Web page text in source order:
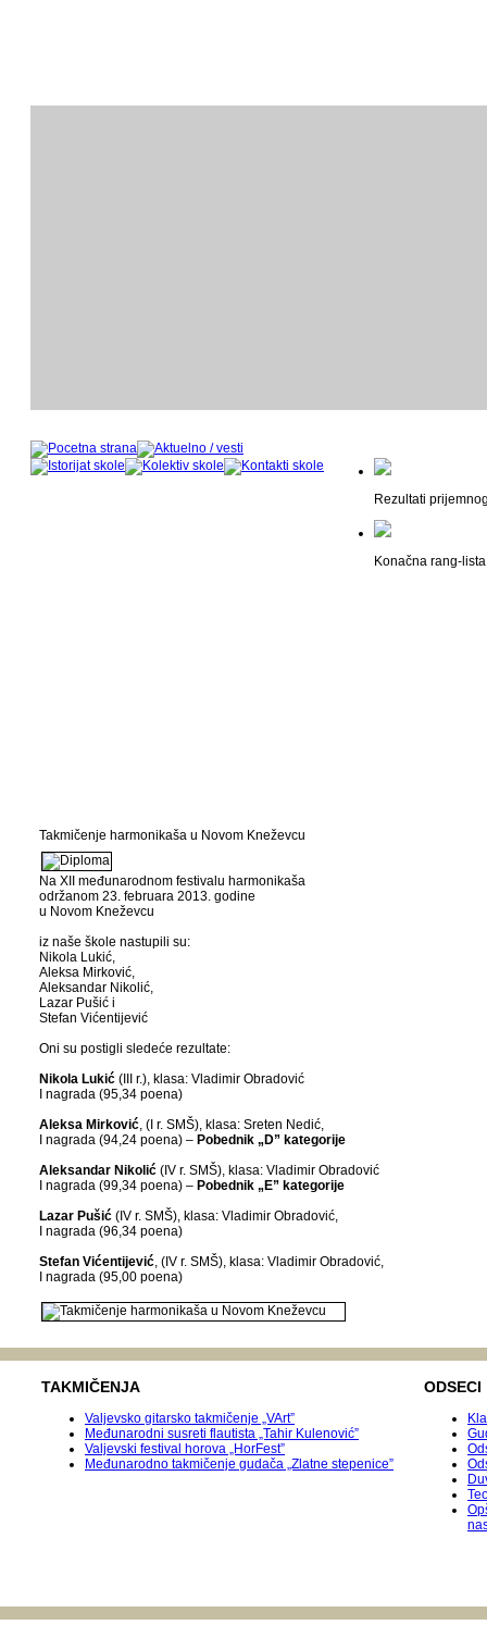
Rezultati
Konačna rang-
Takmičenje harmonikaša u Novom Kneževcu
Na XII međunarodnom festivalu harmonikaša
održanom 23. februara 2013. godine
u Novom Kneževcu
iz naše škole nastupili su:
Nikola Lukić,
Aleksa Mirković,
Aleksandar Nikolić,
Lazar Pušić i
Stefan Vićentijević
Oni su postigli sledeće rezultate:
Nikola Lukić ( r.), klasa: Vladimir Obradović
nagrada (95,34 poena)
Aleksa Mirković, (I r. SMŠ), klasa: Sreten Nedić,
nagrada (94,24 poena) – Pobednik „D” kategorije
Aleksandar Nikolić (IV r. SMŠ), klasa: Vladimir Obradović
nagrada (99,34 poena) – Pobednik „E” kategorije
Lazar Pušić ( IV r. SMŠ), klasa: Vladimir Obradović,
nagrada (96,34 poena)
Stefan Vićentijević, (IV r. SMŠ), klasa: Vladimir Obradović,
nagrada (95,00 poena)
TAKMIČENJA
Valjevsko gitarsko takmičenje „VArt”
Međunarodni susreti flautista „Tahir Kulenović”
Valjevski festival horova „HorFest”
Međunarodnо takmičenje gudača „Zlatne stepenice”
ODSECI